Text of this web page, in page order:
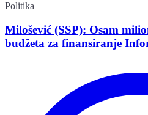
Politika
Milošević (SSP): Osam
budžeta za finansiranje